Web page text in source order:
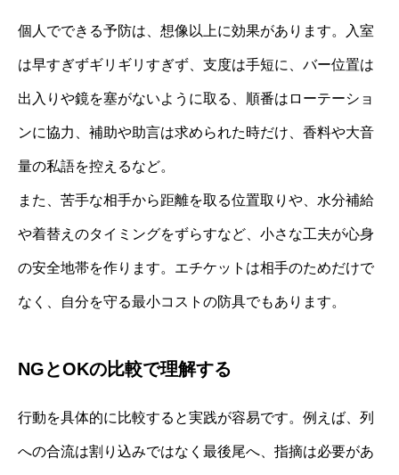
個人でできる予防は、想像以上に効果があります。入室
は早すぎずギリギリすぎず、支度は手短に、バー位置は
出入りや鏡を塞がないように取る、順番はローテーショ
ンに協力、補助や助言は求められた時だけ、香料や大音
量の私語を控えるなど。
また、苦手な相手から距離を取る位置取りや、水分補給
や着替えのタイミングをずらすなど、小さな工夫が心身
の安全地帯を作ります。エチケットは相手のためだけで
なく、自分を守る最小コストの防具でもあります。
NGとOKの比較で理解する
行動を具体的に比較すると実践が容易です。例えば、列
への合流は割り込みではなく最後尾へ、指摘は必要があ